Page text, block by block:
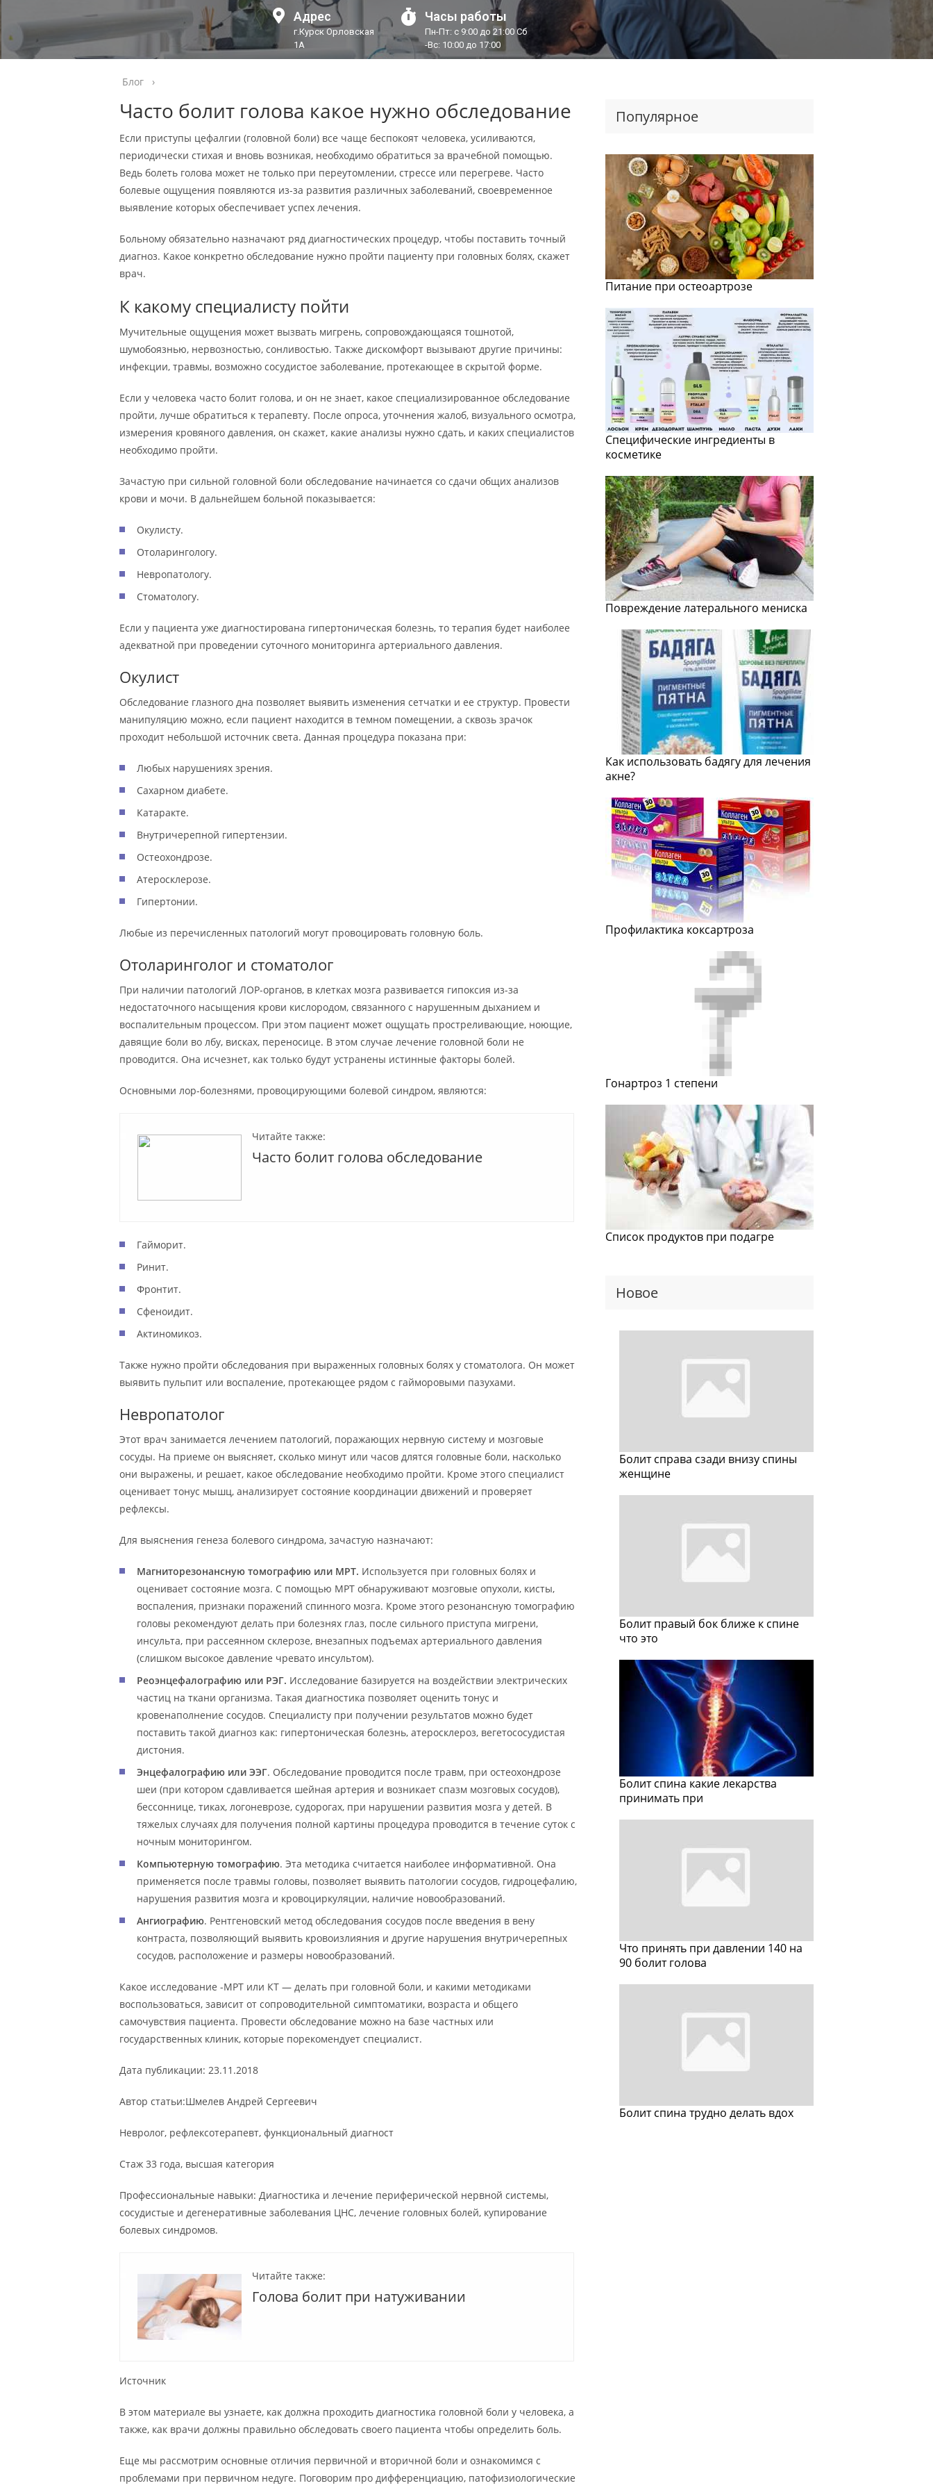
Адрес
г.Курск Орловская
1А
Часы работы
Пн-Пт: с 9:00 до 21:00 Сб
-Вс: 10:00 до 17:00
Блог ›
Часто болит голова какое нужно обследование
Если приступы цефалгии (головной боли) все чаще беспокоят человека, усиливаются,
периодически стихая и вновь возникая, необходимо обратиться за врачебной помощью.
Ведь болеть голова может не только при переутомлении, стрессе или перегреве. Часто
болевые ощущения появляются из-за развития различных заболеваний, своевременное
выявление которых обеспечивает успех лечения.
Больному обязательно назначают ряд диагностических процедур, чтобы поставить точный
диагноз. Какое конкретно обследование нужно пройти пациенту при головных болях, скажет
врач.
К какому специалисту пойти
Мучительные ощущения может вызвать мигрень, сопровождающаяся тошнотой,
шумобоязнью, нервозностью, сонливостью. Также дискомфорт вызывают другие причины:
инфекции, травмы, возможно сосудистое заболевание, протекающее в скрытой форме.
Если у человека часто болит голова, и он не знает, какое специализированное обследование
пройти, лучше обратиться к терапевту. После опроса, уточнения жалоб, визуального осмотра,
измерения кровяного давления, он скажет, какие анализы нужно сдать, и каких специалистов
необходимо пройти.
Зачастую при сильной головной боли обследование начинается со сдачи общих анализов
крови и мочи. В дальнейшем больной показывается:
Окулисту.
Отоларингологу.
Невропатологу.
Стоматологу.
Если у пациента уже диагностирована гипертоническая болезнь, то терапия будет наиболее
адекватной при проведении суточного мониторинга артериального давления.
Окулист
Обследование глазного дна позволяет выявить изменения сетчатки и ее структур. Провести
манипуляцию можно, если пациент находится в темном помещении, а сквозь зрачок
проходит небольшой источник света. Данная процедура показана при:
Любых нарушениях зрения.
Сахарном диабете.
Катаракте.
Внутричерепной гипертензии.
Остеохондрозе.
Атеросклерозе.
Гипертонии.
Любые из перечисленных патологий могут провоцировать головную боль.
Отоларинголог и стоматолог
При наличии патологий ЛОР-органов, в клетках мозга развивается гипоксия из-за
недостаточного насыщения крови кислородом, связанного с нарушенным дыханием и
воспалительным процессом. При этом пациент может ощущать простреливающие, ноющие,
давящие боли во лбу, висках, переносице. В этом случае лечение головной боли не
проводится. Она исчезнет, как только будут устранены истинные факторы болей.
Основными лор-болезнями, провоцирующими болевой синдром, являются:
Читайте также:
Часто болит голова обследование
Гайморит.
Ринит.
Фронтит.
Сфеноидит.
Актиномикоз.
Также нужно пройти обследования при выраженных головных болях у стоматолога. Он может
выявить пульпит или воспаление, протекающее рядом с гайморовыми пазухами.
Невропатолог
Этот врач занимается лечением патологий, поражающих нервную систему и мозговые
сосуды. На приеме он выясняет, сколько минут или часов длятся головные боли, насколько
они выражены, и решает, какое обследование необходимо пройти. Кроме этого специалист
оценивает тонус мышц, анализирует состояние координации движений и проверяет
рефлексы.
Для выяснения генеза болевого синдрома, зачастую назначают:
Магниторезонансную томографию или МРТ. Используется при головных болях и
оценивает состояние мозга. С помощью МРТ обнаруживают мозговые опухоли, кисты,
воспаления, признаки поражений спинного мозга. Кроме этого резонансную томографию
головы рекомендуют делать при болезнях глаз, после сильного приступа мигрени,
инсульта, при рассеянном склерозе, внезапных подъемах артериального давления
(слишком высокое давление чревато инсультом).
Реоэнцефалографию или РЭГ. Исследование базируется на воздействии электрических
частиц на ткани организма. Такая диагностика позволяет оценить тонус и
кровенаполнение сосудов. Специалисту при получении результатов можно будет
поставить такой диагноз как: гипертоническая болезнь, атеросклероз, вегетососудистая
дистония.
Энцефалографию или ЭЭГ. Обследование проводится после травм, при остеохондрозе
шеи (при котором сдавливается шейная артерия и возникает спазм мозговых сосудов),
бессоннице, тиках, логоневрозе, судорогах, при нарушении развития мозга у детей. В
тяжелых случаях для получения полной картины процедура проводится в течение суток с
ночным мониторингом.
Компьютерную томографию. Эта методика считается наиболее информативной. Она
применяется после травмы головы, позволяет выявить патологии сосудов, гидроцефалию,
нарушения развития мозга и кровоциркуляции, наличие новообразований.
Ангиографию. Рентгеновский метод обследования сосудов после введения в вену
контраста, позволяющий выявить кровоизлияния и другие нарушения внутричерепных
сосудов, расположение и размеры новообразований.
Какое исследование -МРТ или КТ — делать при головной боли, и какими методиками
воспользоваться, зависит от сопроводительной симптоматики, возраста и общего
самочувствия пациента. Провести обследование можно на базе частных или
государственных клиник, которые порекомендует специалист.
Дата публикации: 23.11.2018
Автор статьи:Шмелев Андрей Сергеевич
Невролог, рефлексотерапевт, функциональный диагност
Стаж 33 года, высшая категория
Профессиональные навыки: Диагностика и лечение периферической нервной системы,
сосудистые и дегенеративные заболевания ЦНС, лечение головных болей, купирование
болевых синдромов.
Читайте также:
Голова болит при натуживании
Источник
В этом материале вы узнаете, как должна проходить диагностика головной боли у человека, а
также, как врачи должны правильно обследовать своего пациента чтобы определить боль.
Еще мы рассмотрим основные отличия первичной и вторичной боли и ознакомимся с
проблемами при первичном недуге. Поговорим про дифференциацию, патофизиологические
Популярное
Питание при остеоартрозе
Специфические ингредиенты в
косметике
Повреждение латерального мениска
Как использовать бадягу для лечения
акне?
Профилактика коксартроза
Гонартроз 1 степени
Список продуктов при подагре
Новое
Болит справа сзади внизу спины
женщине
Болит правый бок ближе к спине
что это
Болит спина какие лекарства
принимать при
Что принять при давлении 140 на
90 болит голова
Болит спина трудно делать вдох